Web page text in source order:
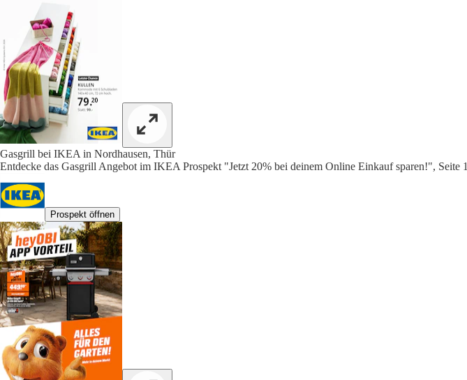
Gasgrill bei IKEA in Nordhausen, Thür
Entdecke das Gasgrill Angebot im IKEA Prospekt "Jetzt 20% bei deinem Online Einkauf sparen!", Seite 1
Prospekt öffnen